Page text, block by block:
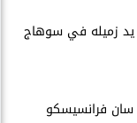
زميله في سوهاج
سان فرانسيسكو